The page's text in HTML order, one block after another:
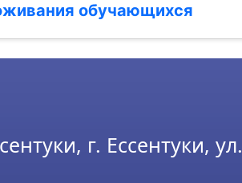
обучающихся
г. Ессентуки, ул.